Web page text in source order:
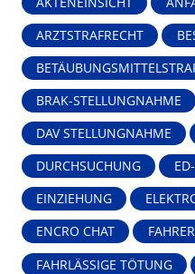
ARZTSTRAFRECHT
BRAK-STELLUNGNAHME
DAV STELLUNGNAHME
DURCHSUCHUNG
EINZIEHUNG
ENCRO CHAT
FAHRLÄSSIGE TÖTUNG